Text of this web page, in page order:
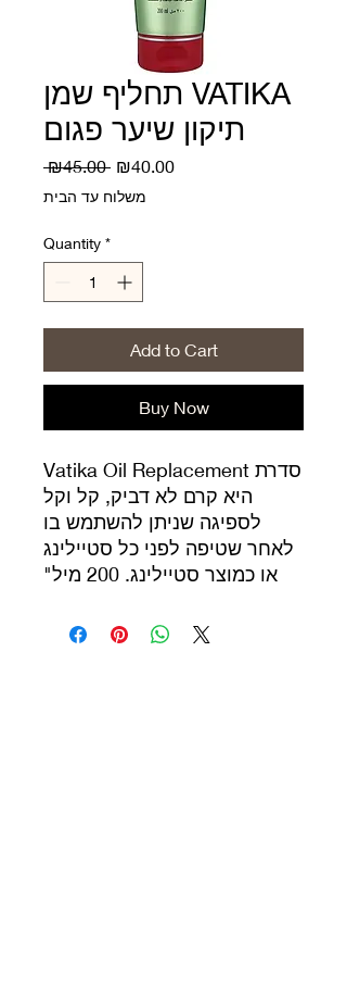
תחליף שמן VATIKA
תיקון שיער פגום
₪45.00 Regular
Price
₪40.00Sale
משלוח עד הבית
Quantity *
Add to Cart
Buy Now
סדרת Vatika Oil Replacement
היא קרם לא דביק, קל וקל
לספיגה שניתן להשתמש בו
לאחר שטיפה לפני כל סטיילינג
או כמוצר סטיילינג. 200 מיל"